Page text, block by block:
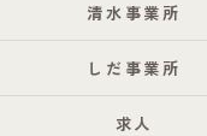
清水事業所
しだ事業所
求人